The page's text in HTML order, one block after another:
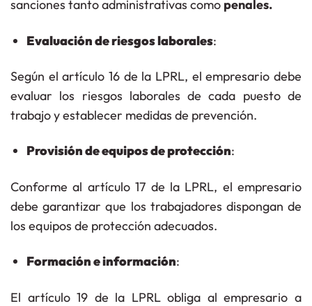
sanciones tanto administrativas como penales.
Evaluación de riesgos laborales:
Según elartículo 16 de la LPRL, el empresario debe
evaluar los riesgos laborales de cada puesto de
trabajo y establecer medidas de prevención.
Provisión de equipos de protección:
Conforme al artículo 17 de la LPRL, el empresario
debe garantizar que los trabajadores dispongan de
los equipos de protección adecuados.
Formación e información:
El artículo 19 de la LPRLobliga al empresario a